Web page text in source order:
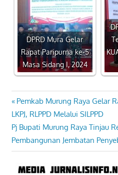
DPRD Mura Gelar
Rapat Paripurna ke-5
Masa Sidang I, 2024
Navigasi
pos
Previous
Post:
Pemkab Murung Raya Gelar
LKPJ, RLPPD Melalui SILPPD
Next
Post:
Pj Bupati Murung Raya Tinjau
Pembangunan Jembatan